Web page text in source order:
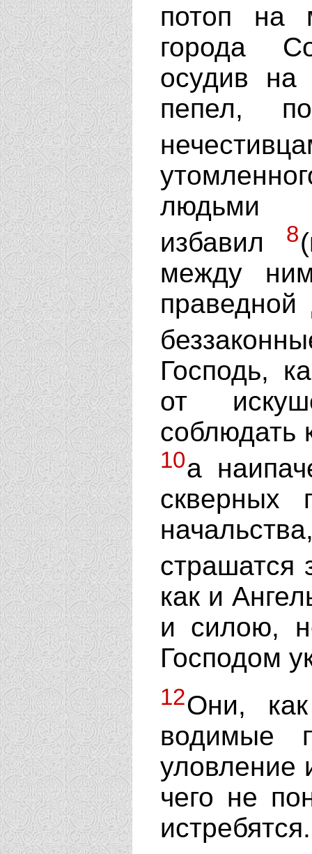
потоп на
города
осудив на
пепел,
людьми
избавил
8
между
Господь,
от
соблюдать
10а
скверных
страшатся
как и
и силою,
Господом
12Они,
водимые
уловление
чего не
истребятся.